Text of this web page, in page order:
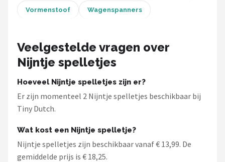
Vormenstoof Wagenspanners
Veelgestelde vragen over
Nijntje spelletjes
Hoeveel Nijntje spelletjes zijn er?
Er zijn momenteel 2 Nijntje spelletjes beschikbaar bij
Tiny Dutch.
Wat kost een Nijntje spelletje?
Nijntje spelletjes zijn beschikbaar vanaf € 13,99. De
gemiddelde prijs is € 18,25.